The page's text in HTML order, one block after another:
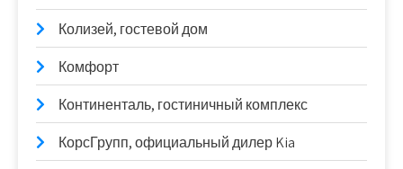
Колизей, гостевой дом
Комфорт
Континенталь, гостиничный комплекс
КорсГрупп, официальный дилер Kia